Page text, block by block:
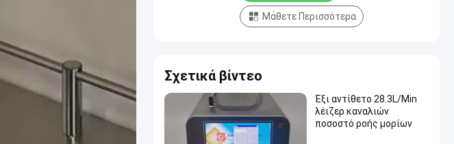
Μάθετε Περισσότερα
Σχετικά βίντεο
Έξι αντίθετο 28.3L/Min
λέιζερ καναλιών
ποσοστό ροής μορίων